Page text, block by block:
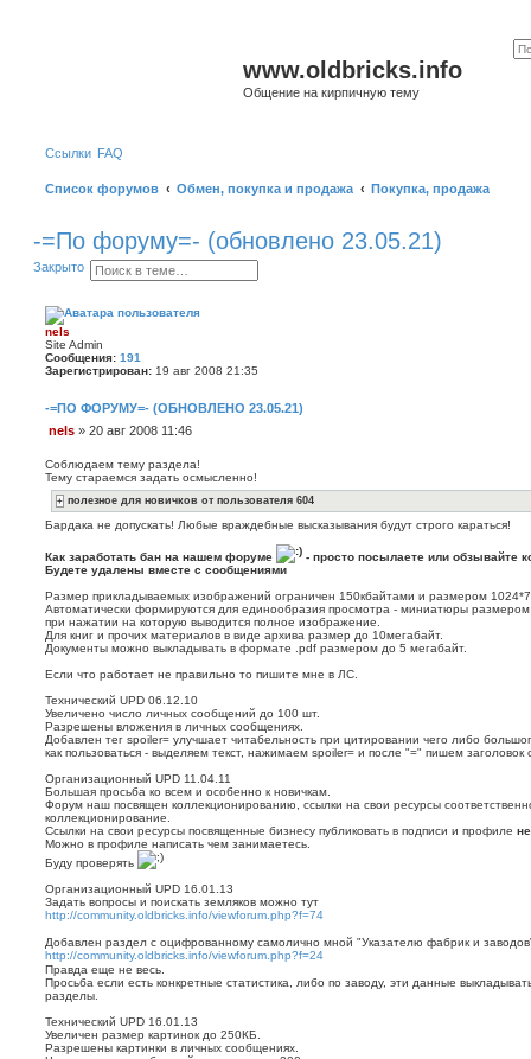
www.oldbricks.info
Общение на кирпичную тему
Ссылки FAQ
Список форумов Обмен, покупка и продажа Покупка, продажа
-=По форуму=- (обновлено 23.05.21)
Закрыто П
о
с
Р
а
ш
е
н
н
й
о
с
к
nels
Site Admin
Сообщения: 191
Зарегистрирован: 19 авг 2008 21:35
-=ПО ФОРУМУ=- (ОБНОВЛЕНО 23.05.21)
о
о
щ
е
и
е
nels » 20 авг 2008 11:46
Соблюдаем тему раздела!
Тему стараемся задать осмысленно!
полезное для новичков от пользователя 604
Бардака не допускать! Любые враждебные высказывания будут строго караться!
Как заработать бан на нашем форуме
- просто посылаете или обзывайте
Будете удалены вместе с сообщениями
Размер прикладываемых изображений ограничен 150кбайтами и размером
Автоматически формируются для единообразия просмотра - миниатюры
при нажатии на которую выводится полное изображение.
Для книг и прочих материалов в виде архива размер до 10мегабайт.
Документы можно выкладывать в формате .pdf размером до 5 мегабайт.
Если что работает не правильно то пишите мне в ЛС.
Технический UPD 06.12.10
Увеличено число личных сообщений до 100 шт.
Разрешены вложения в личных сообщениях.
Добавлен тег spoiler= улучшает читабельность при цитировании чего либо
как пользоваться - выделяем текст, нажимаем spoiler= и после "=" пишем заголовок
Организационный UPD 11.04.11
Большая просьба ко всем и особенно к новичкам.
Форум наш посвящен коллекционированию, ссылки на свои ресурсы
коллекционирование.
Ссылки на свои ресурсы посвященные бизнесу публиковать в подписи и профиле
Можно в профиле написать чем занимаетесь.
Буду проверять
Организационный UPD 16.01.13
Задать вопросы и поискать земляков можно тут
http://community.oldbricks.info/viewforum.php?f=74
Добавлен раздел с оцифрованному самолично мной "Указателю фабрик и
http://community.oldbricks.info/viewforum.php?f=24
Правда еще не весь.
Просьба если есть конкретные статистика, либо по заводу, эти данные
разделы.
Технический UPD 16.01.13
Увеличен размер картинок до 250КБ.
Разрешены картинки в личных сообщениях.